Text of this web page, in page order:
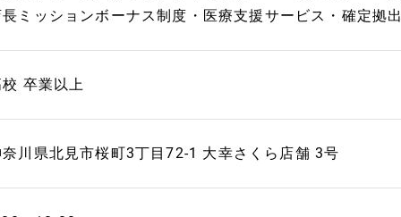
ミッションボーナス制度・医療支援サービス・確定拠
卒業以上
奈川県北見市桜町3丁目72-1 大幸さくら店舗 3号